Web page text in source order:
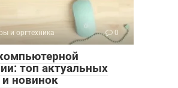
и оргтехника 0
топ актуальных
новинок